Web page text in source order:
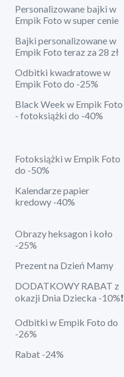
Personalizowane bajki w
Empik Foto w super cenie
Bajki personalizowane w
Empik Foto teraz za 28 zł
Odbitki kwadratowe w
Empik Foto do -25%
Black Week w Empik Foto
- fotoksiążki do -40%
Fotoksiążki w Empik Foto
do -50%
Kalendarze papier
kredowy -40%
Obrazy heksagon i koło
-25%
Prezent na Dzień Mamy
DODATKOWY RABAT z
okazji Dnia Dziecka -10%❗
Odbitki w Empik Foto do
-26%
Rabat -24%